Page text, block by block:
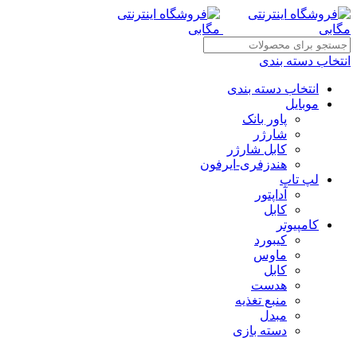
انتخاب دسته بندی
انتخاب دسته بندی
موبایل
پاور بانک
شارژر
کابل شارژر
هندزفری-ایرفون
لپ تاپ
آداپتور
کابل
کامپیوتر
کیبورد
ماوس
کابل
هدست
منبع تغذیه
مبدل
دسته بازی